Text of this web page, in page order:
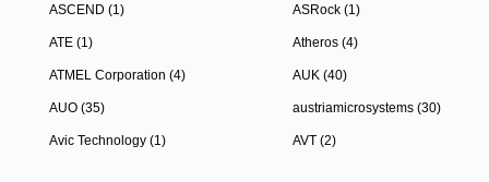
ASCEND (1) ASRock (1)
ATE (1) Atheros (4)
ATMEL Corporation (4) AUK (40)
AUO (35) austriamicrosystems (30)
Avic Technology (1) AVT (2)